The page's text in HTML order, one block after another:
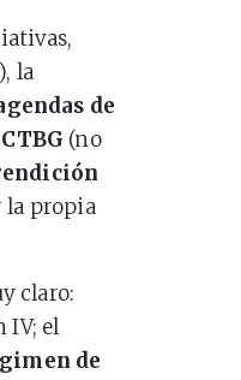
la
de
(no
la propia
claro:
IV; el
de